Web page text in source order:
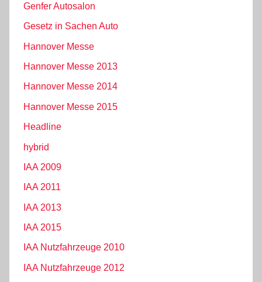
Genfer Autosalon
Gesetz in Sachen Auto
Hannover Messe
Hannover Messe 2013
Hannover Messe 2014
Hannover Messe 2015
Headline
hybrid
IAA 2009
IAA 2011
IAA 2013
IAA 2015
IAA Nutzfahrzeuge 2010
IAA Nutzfahrzeuge 2012